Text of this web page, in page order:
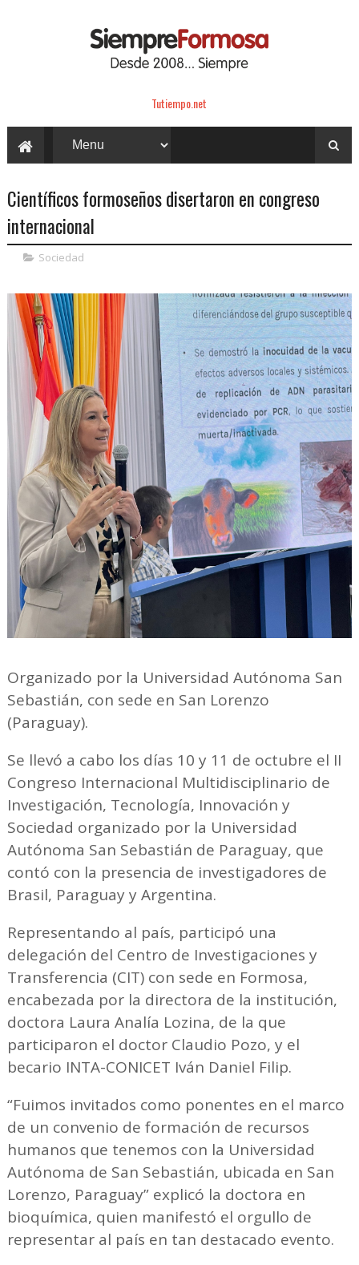
Tutiempo.net
Científicos formoseños disertaron en congreso
internacional
Sociedad
Organizado por la Universidad Autónoma San
Sebastián, con sede en San Lorenzo
(Paraguay).
Se llevó a cabo los días 10 y 11 de octubre el II
Congreso Internacional Multidisciplinario de
Investigación, Tecnología, Innovación y
Sociedad organizado por la Universidad
Autónoma San Sebastián de Paraguay, que
contó con la presencia de investigadores de
Brasil, Paraguay y Argentina.
Representando al país, participó una
delegación del Centro de Investigaciones y
Transferencia (CIT) con sede en Formosa,
encabezada por la directora de la institución,
doctora Laura Analía Lozina, de la que
participaron el doctor Claudio Pozo, y el
becario INTA-CONICET Iván Daniel Filip.
“Fuimos invitados como ponentes en el marco
de un convenio de formación de recursos
humanos que tenemos con la Universidad
Autónoma de San Sebastián, ubicada en San
Lorenzo, Paraguay” explicó la doctora en
bioquímica, quien manifestó el orgullo de
representar al país en tan destacado evento.